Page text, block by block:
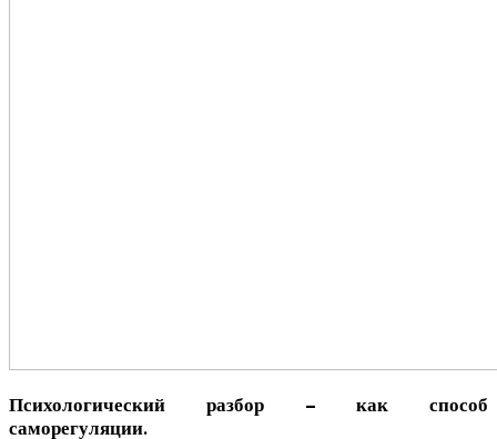
Психологический разбор – как способ
саморегуляции.